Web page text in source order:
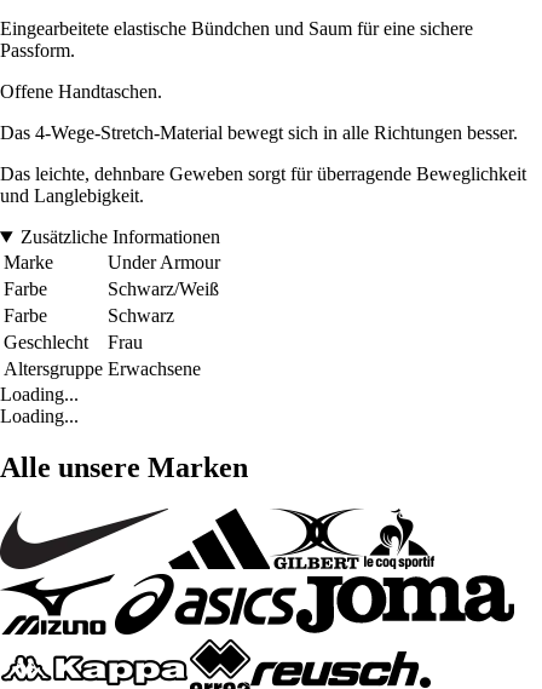
Eingearbeitete elastische Bündchen und Saum für eine sichere
Passform.
Offene Handtaschen.
Das 4-Wege-Stretch-Material bewegt sich in alle Richtungen besser.
Das leichte, dehnbare Geweben sorgt für überragende Beweglichkeit
und Langlebigkeit.
Zusätzliche Informationen
Marke
Under Armour
Farbe
Schwarz/Weiß
Farbe
Schwarz
Geschlecht
Frau
Altersgruppe Erwachsene
Loading...
Loading...
Alle unsere Marken